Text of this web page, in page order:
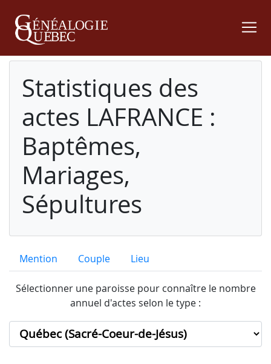
Statistiques des
actes LAFRANCE :
Baptêmes,
Mariages,
Sépultures
Mention Couple Lieu
Sélectionner une paroisse pour connaître le nombre
annuel d'actes selon le type :